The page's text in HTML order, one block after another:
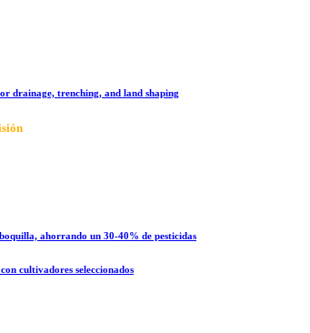
drainage, trenching, and land shaping
ahorrando un 30-40% de pesticidas
cultivadores seleccionados